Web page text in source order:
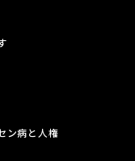
ン病と人権